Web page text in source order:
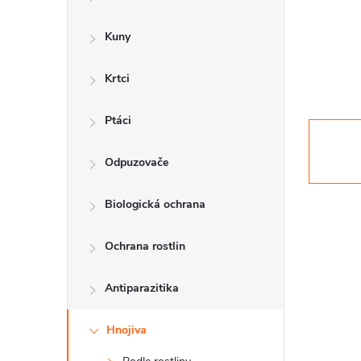
Kuny
Krtci
Ptáci
Odpuzovače
Biologická ochrana
Ochrana rostlin
Antiparazitika
Hnojiva